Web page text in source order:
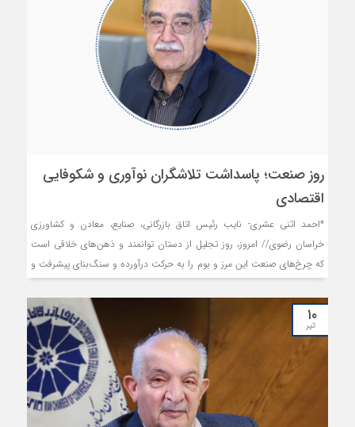
روز صنعت؛ پاسداشت تلاشگران نوآوری و شکوفایی
اقتصادی
*احمد اثنی عشری- نایب رئیس اتاق بازرگانی، صنایع، معادن و کشاورزی
خراسان رضوی// امروز، روز تجلیل از دستان توانمند و ذهن‌های خلاقی است
که چرخ‌های صنعت این مرز و بوم را به حرکت درآورده و سنگ‌بنای پیشرفت و
توسعه کشور را مستحکم می‌سازند.
۱۰
تیر